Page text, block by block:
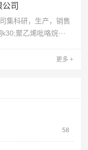
司
集科研，生产，销售
聚乙烯吡咯烷···
更多 +
58